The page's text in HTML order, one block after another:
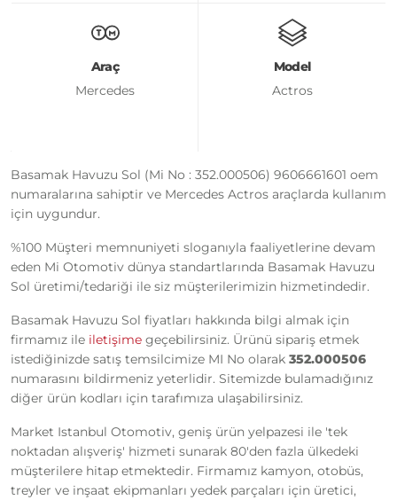
Araç
Mercedes
Model
Actros
Basamak Havuzu Sol (Mi No : 352.000506) 9606661601 oem
numaralarına sahiptir ve Mercedes Actros araçlarda kullanım
için uygundur.
%100 Müşteri memnuniyeti sloganıyla faaliyetlerine devam
eden Mi Otomotiv dünya standartlarında Basamak Havuzu
Sol üretimi/tedariği ile siz müşterilerimizin hizmetindedir.
Basamak Havuzu Sol fiyatları hakkında bilgi almak için
firmamız ile iletişime geçebilirsiniz. Ürünü sipariş etmek
istediğinizde satış temsilcimize MI No olarak 352.000506
numarasını bildirmeniz yeterlidir. Sitemizde bulamadığınız
diğer ürün kodları için tarafımıza ulaşabilirsiniz.
Market Istanbul Otomotiv, geniş ürün yelpazesi ile 'tek
noktadan alışveriş' hizmeti sunarak 80'den fazla ülkedeki
müşterilere hitap etmektedir. Firmamız kamyon, otobüs,
treyler ve inşaat ekipmanları yedek parçaları için üretici,